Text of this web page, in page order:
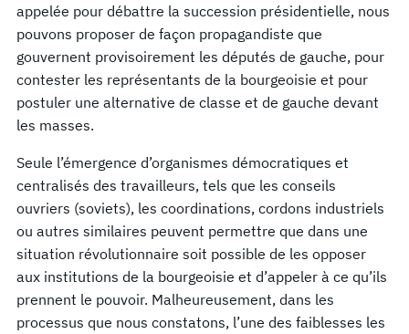
appelée pour débattre la succession présidentielle, nous
pouvons proposer de façon propagandiste que
gouvernent provisoirement les députés de gauche, pour
contester les représentants de la bourgeoisie et pour
postuler une alternative de classe et de gauche devant
les masses.
Seule l’émergence d’organismes démocratiques et
centralisés des travailleurs, tels que les conseils
ouvriers (soviets), les coordinations, cordons industriels
ou autres similaires peuvent permettre que dans une
situation révolutionnaire soit possible de les opposer
aux institutions de la bourgeoisie et d’appeler à ce qu’ils
prennent le pouvoir. Malheureusement, dans les
processus que nous constatons, l’une des faiblesses les